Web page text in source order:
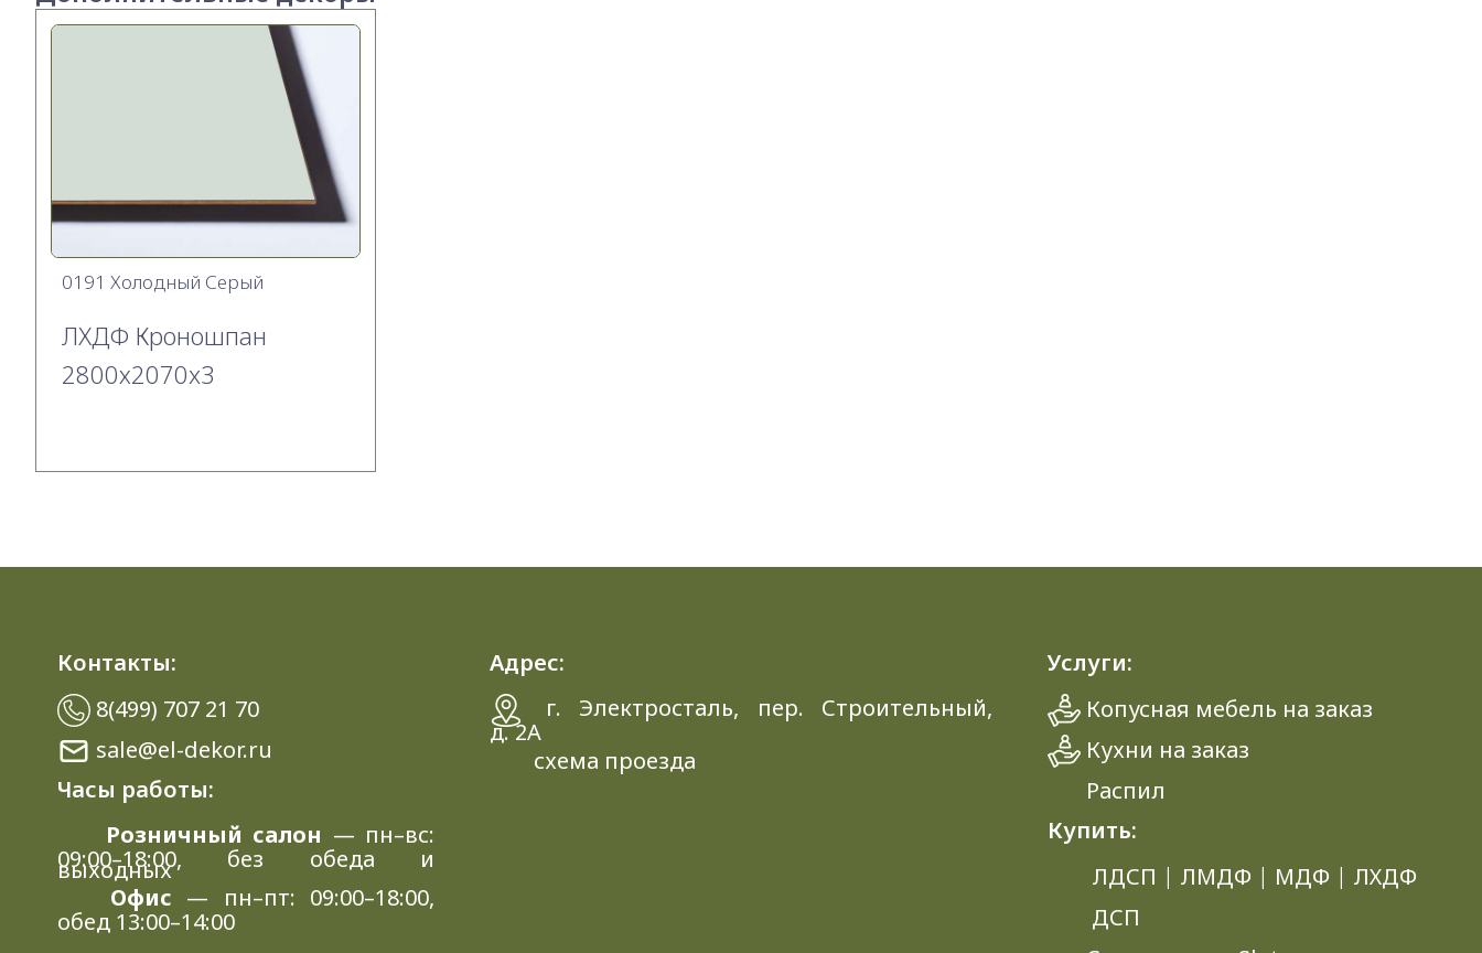
0191 Холодный Серый
ЛХДФ Кроношпан
2800х2070x3
Контакты:
8(499) 707 21 70
sale@el-dekor.ru
Часы работы:
Розничный салон — пн–вс:
09:00–18:00, без обеда и
выходных
Офис — пн–пт: 09:00–18:00,
обед 13:00–14:00
Адрес:
г. Электросталь, пер. Строительный,
д. 2A
схема проезда
Услуги:
Копусная мебель на заказ
Кухни на заказ
Распил
Купить:
ЛДСП | ЛМДФ | МДФ | ЛХДФ
ДСП